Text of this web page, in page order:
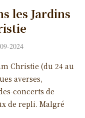
les Jardins
2024
Christie (du 24 au
averses,
concerts de
de repli. Malgré